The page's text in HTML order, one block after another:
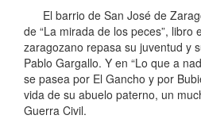
El barrio de San José de
de “La mirada de los peces”, libro
zaragozano repasa su juventud y
Pablo Gargallo. Y en “Lo que a
se pasea por El Gancho y por
vida de su abuelo paterno, un
Guerra Civil.